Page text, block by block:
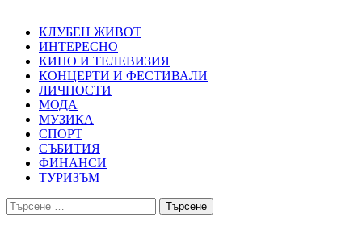
КЛУБЕН ЖИВОТ
ИНТЕРЕСНО
КИНО И ТЕЛЕВИЗИЯ
КОНЦЕРТИ И ФЕСТИВАЛИ
ЛИЧНОСТИ
МОДА
МУЗИКА
СПОРТ
СЪБИТИЯ
ФИНАНСИ
ТУРИЗЪМ
Търсене
за: